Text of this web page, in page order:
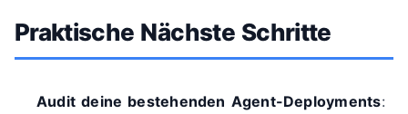
Praktische Nächste Schritte
Audit deine bestehenden Agent-Deployments: